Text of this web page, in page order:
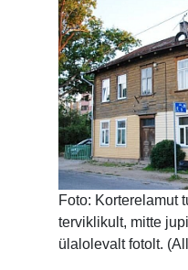
Foto: Korterelamut
terviklikult, mitte
ülalolevalt fotolt.